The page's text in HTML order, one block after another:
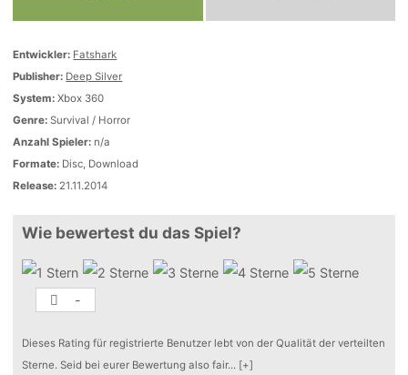
Entwickler: Fatshark
Publisher: Deep Silver
System: Xbox 360
Genre: Survival / Horror
Anzahl Spieler: n/a
Formate: Disc, Download
Release: 21.11.2014
Wie bewertest du das Spiel?
-
Dieses Rating für registrierte Benutzer lebt von der Qualität der verteilten
Sterne. Seid bei eurer Bewertung also fair... [+]